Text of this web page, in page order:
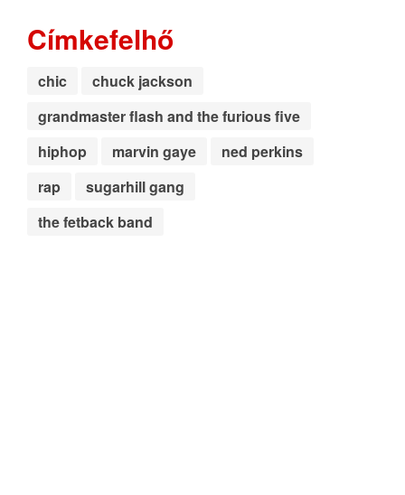
Címkefelhő
chic
chuck jackson
grandmaster flash and the furious five
hiphop
marvin gaye
ned perkins
rap
sugarhill gang
the fetback band